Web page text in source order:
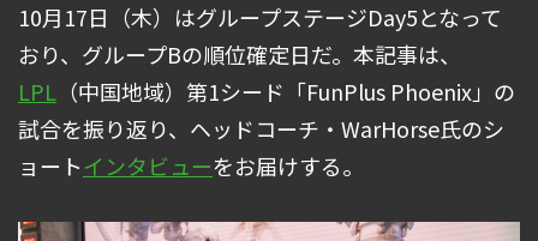
10月17日（木）はグループステージDay5となって
おり、グループBの順位確定日だ。本記事は、
LPL （中国地域）第1シード「FunPlus Phoenix」の
試合を振り返り、ヘッドコーチ・WarHorse氏のシ
ョートインタビューをお届けする。